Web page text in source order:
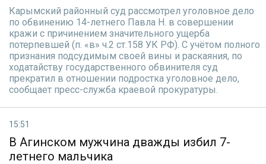
Карымский районный суд рассмотрел уголовное дело
по обвинению 14-летнего Павла Н. в совершении
кражи с причинением значительного ущерба
потерпевшей (п. «в» ч.2 ст.158 УК РФ). С учётом полного
признания подсудимым своей вины и раскаяния, по
ходатайству государственного обвинителя суд
прекратил в отношении подростка уголовное дело,
сообщает пресс-служба краевой прокуратуры.
15:51
В Агинском мужчина дважды избил 7-
летнего мальчика